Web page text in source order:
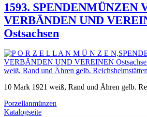
1593. SPENDENMÜNZEN
VERBÄNDEN UND
Ostsachsen
10 Mark 1921 weiß, Rand und Ähren gelb.
Porzellanmünzen
Katalogseite